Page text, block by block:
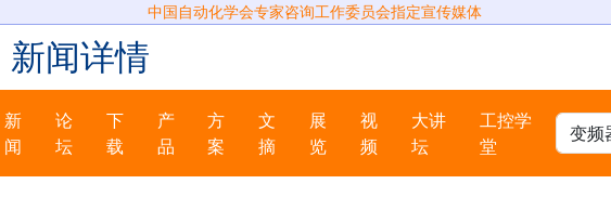
中国自动化学会专家咨询工作委员会指定宣传媒体
新闻详情
新
闻
论
坛
下
载
产
品
方
案
文
摘
展
览
视
频
大讲
坛
工控学
堂